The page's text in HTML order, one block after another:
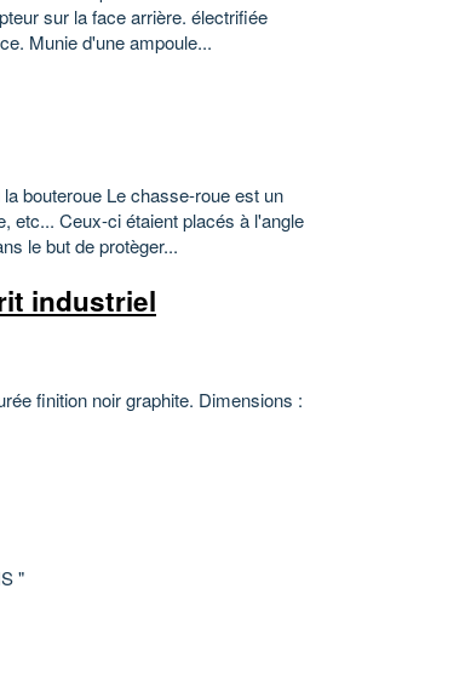
sur la face arrière. électrifiée
Munie d'une ampoule...
bouteroue Le chasse-roue est un
etc... Ceux-ci étaient placés à l'angle
le but de protèger...
industriel
finition noir graphite. Dimensions :
"